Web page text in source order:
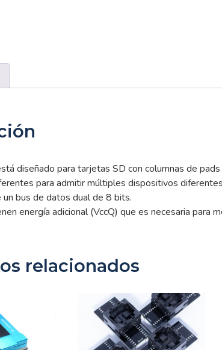
diseñado para tarjetas SD con columnas de
para admitir múltiples dispositivos
bus de datos dual de 8 bits.
energía adicional (VccQ) que es necesaria para
relacionados